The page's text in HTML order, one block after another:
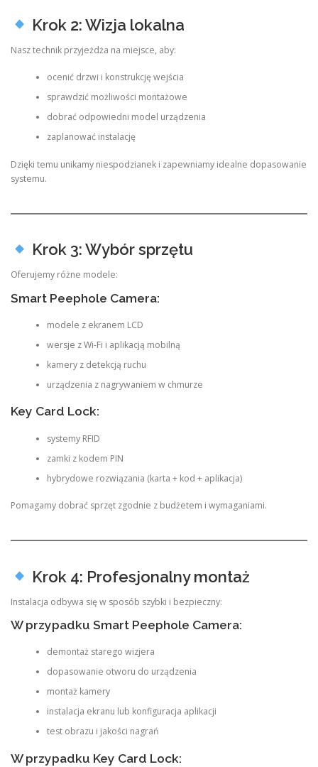
Krok 2: Wizja lokalna
Nasz technik przyjeżdża na miejsce, aby:
ocenić drzwi i konstrukcję wejścia
sprawdzić możliwości montażowe
dobrać odpowiedni model urządzenia
zaplanować instalację
Dzięki temu unikamy niespodzianek i zapewniamy idealne dopasowanie
systemu.
Krok 3: Wybór sprzętu
Oferujemy różne modele:
Smart Peephole Camera:
modele z ekranem LCD
wersje z Wi-Fi i aplikacją mobilną
kamery z detekcją ruchu
urządzenia z nagrywaniem w chmurze
Key Card Lock:
systemy RFID
zamki z kodem PIN
hybrydowe rozwiązania (karta + kod + aplikacja)
Pomagamy dobrać sprzęt zgodnie z budżetem i wymaganiami.
Krok 4: Profesjonalny montaż
Instalacja odbywa się w sposób szybki i bezpieczny:
W przypadku Smart Peephole Camera:
demontaż starego wizjera
dopasowanie otworu do urządzenia
montaż kamery
instalacja ekranu lub konfiguracja aplikacji
test obrazu i jakości nagrań
W przypadku Key Card Lock: